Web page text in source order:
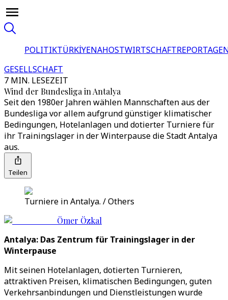
POLITIKTÜRKİYENAHOSTWIRTSCHAFT
GESELLSCHAFT
7 MIN. LESEZEIT
Wind der Bundesliga in Antalya
Seit den 1980er Jahren wählen Mannschaften aus der
Bundesliga vor allem aufgrund günstiger klimatischer
Bedingungen, Hotelanlagen und dotierter Turniere für
ihr Trainingslager in der Winterpause die Stadt Antalya
aus.
Teilen
Turniere in Antalya. / Others
Ömer Özkal
Antalya: Das Zentrum für Trainingslager in der
Winterpause
Mit seinen Hotelanlagen, dotierten Turnieren,
attraktiven Preisen, klimatischen Bedingungen, guten
Verkehrsanbindungen und Dienstleistungen wurde